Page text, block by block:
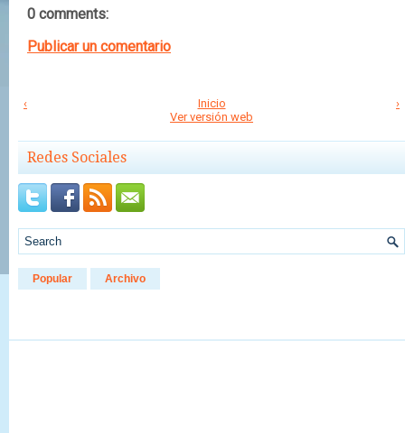
0 comments:
Publicar un comentario
‹ ›
Inicio
Ver versión web
Redes Sociales
Popular Archivo